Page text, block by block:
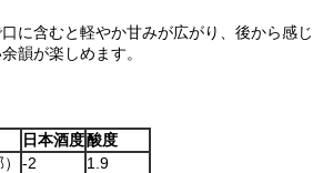
に含むと軽やか甘みが広がり、後から感じ
韻が楽しめます。
日本酒度酸度
-2
1.9